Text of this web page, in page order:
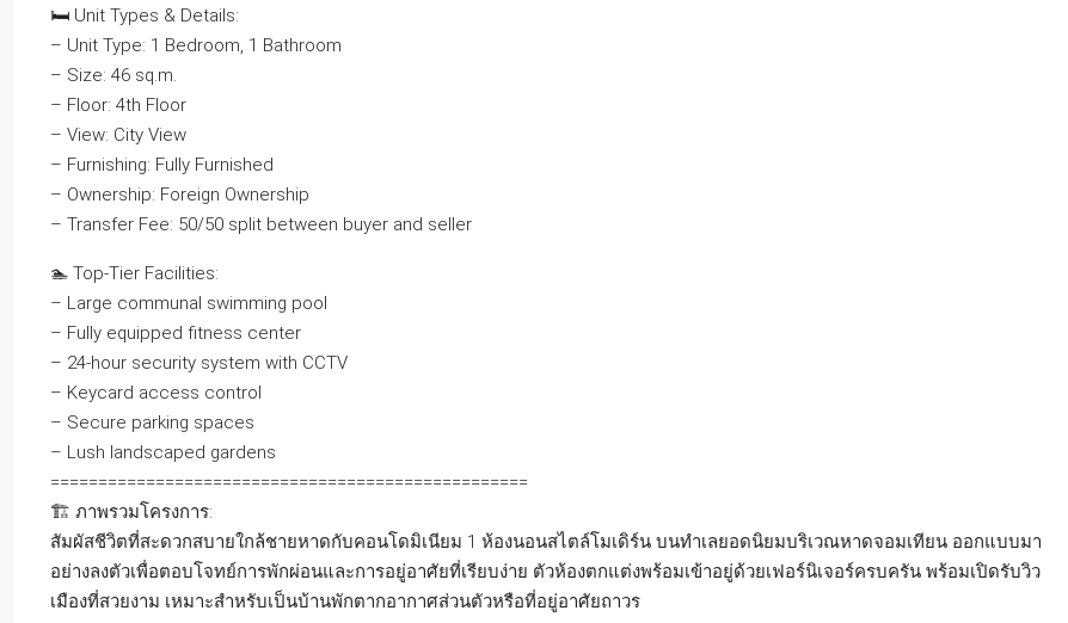
🛏️ Unit Types & Details:
– Unit Type: 1 Bedroom, 1 Bathroom
– Size: 46 sq.m.
– Floor: 4th Floor
– View: City View
– Furnishing: Fully Furnished
– Ownership: Foreign Ownership
– Transfer Fee: 50/50 split between buyer and seller
🏊 Top-Tier Facilities:
– Large communal swimming pool
– Fully equipped fitness center
– 24-hour security system with CCTV
– Keycard access control
– Secure parking spaces
– Lush landscaped gardens
==================================================
🏗️ ภาพรวมโครงการ:
สัมผัสชีวิตที่สะดวกสบายใกล้ชายหาดกับคอนโดมิเนียม 1 ห้องนอนสไตล์โมเดิร์น บนทำเลยอดนิยมบริเวณหาดจอมเทียน ออกแบบมา
อย่างลงตัวเพื่อตอบโจทย์การพักผ่อนและการอยู่อาศัยที่เรียบง่าย ตัวห้องตกแต่งพร้อมเข้าอยู่ด้วยเฟอร์นิเจอร์ครบครัน พร้อมเปิดรับวิว
เมืองที่สวยงาม เหมาะสำหรับเป็นบ้านพักตากอากาศส่วนตัวหรือที่อยู่อาศัยถาวร